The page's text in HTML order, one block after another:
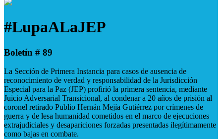
#LupaALaJEP
Boletín # 89
La Sección de Primera Instancia para casos de ausencia de
reconocimiento de verdad y responsabilidad de la Jurisdicción
Especial para la Paz (JEP) profirió la primera sentencia, mediante
Juicio Adversarial Transicional, al condenar a 20 años de prisión al
coronel retirado Publio Hernán Mejía Gutiérrez por crímenes de
guerra y de lesa humanidad cometidos en el marco de ejecuciones
extrajudiciales y desapariciones forzadas presentadas ilegítimamente
como bajas en combate.